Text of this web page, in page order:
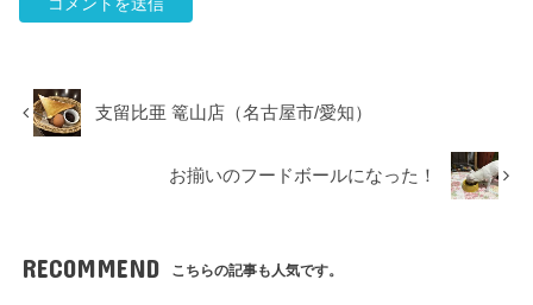
支留比亜 篭山店（名古屋市/愛知）
お揃いのフードボールになった！
RECOMMEND こちらの記事も人気です。